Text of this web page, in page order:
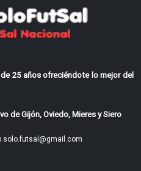
25 años ofreciéndote lo mejor del
de Gijón, Oviedo, Mieres y Siero